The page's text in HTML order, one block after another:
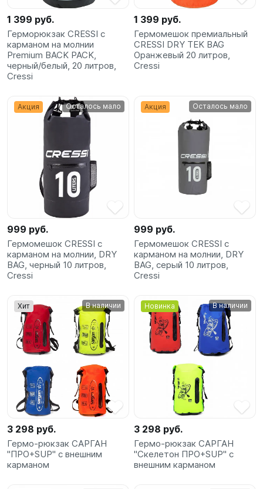
1 399 руб.
Герморюкзак CRESSI с
карманом на молнии
Premium BACK PACK,
черный/белый, 20 литров,
Cressi
1 399 руб.
Гермомешок премиальный
CRESSI DRY TEK BAG
Оранжевый 20 литров,
Cressi
Акция Осталось мало
999 руб.
Гермомешок CRESSI с
карманом на молнии, DRY
BAG, черный 10 литров,
Cressi
Акция Осталось мало
999 руб.
Гермомешок CRESSI с
карманом на молнии, DRY
BAG, серый 10 литров,
Cressi
Хит В наличии
3 298 руб.
Гермо-рюкзак САРГАН
"ПРО+SUP" с внешним
карманом
Новинка В наличии
3 298 руб.
Гермо-рюкзак САРГАН
"Скелетон ПРО+SUP" с
внешним карманом